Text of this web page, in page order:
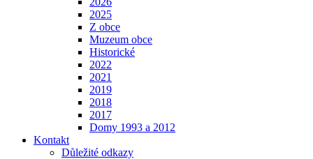
2025
Z obce
Muzeum obce
Historické
2022
2021
2019
2018
2017
Domy 1993 a 2012
Kontakt
Důležité odkazy